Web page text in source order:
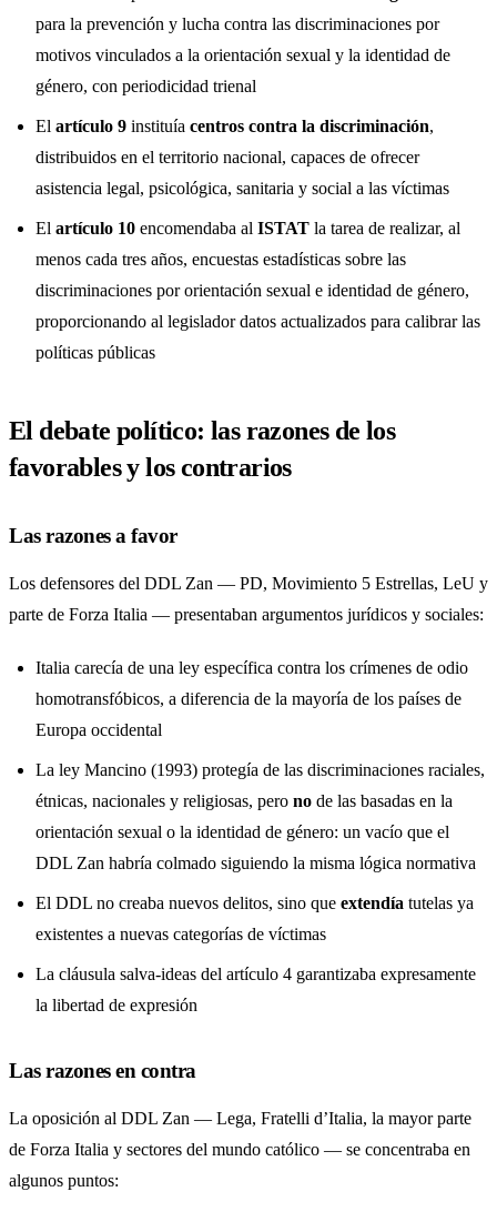
para la prevención y lucha contra las discriminaciones por
motivos vinculados a la orientación sexual y la identidad de
género, con periodicidad trienal
El artículo 9 instituía centros contra la discriminación,
distribuidos en el territorio nacional, capaces de ofrecer
asistencia legal, psicológica, sanitaria y social a las víctimas
El artículo 10 encomendaba al ISTAT la tarea de realizar, al
menos cada tres años, encuestas estadísticas sobre las
discriminaciones por orientación sexual e identidad de género,
proporcionando al legislador datos actualizados para calibrar las
políticas públicas
El debate político: las razones de los
favorables y los contrarios
Las razones a favor
Los defensores del DDL Zan — PD, Movimiento 5 Estrellas, LeU y
parte de Forza Italia — presentaban argumentos jurídicos y sociales:
Italia carecía de una ley específica contra los crímenes de odio
homotransfóbicos, a diferencia de la mayoría de los países de
Europa occidental
La ley Mancino (1993) protegía de las discriminaciones raciales,
étnicas, nacionales y religiosas, pero no de las basadas en la
orientación sexual o la identidad de género: un vacío que el
DDL Zan habría colmado siguiendo la misma lógica normativa
El DDL no creaba nuevos delitos, sino que extendía tutelas ya
existentes a nuevas categorías de víctimas
La cláusula salva-ideas del artículo 4 garantizaba expresamente
la libertad de expresión
Las razones en contra
La oposición al DDL Zan — Lega, Fratelli d’Italia, la mayor parte
de Forza Italia y sectores del mundo católico — se concentraba en
algunos puntos: